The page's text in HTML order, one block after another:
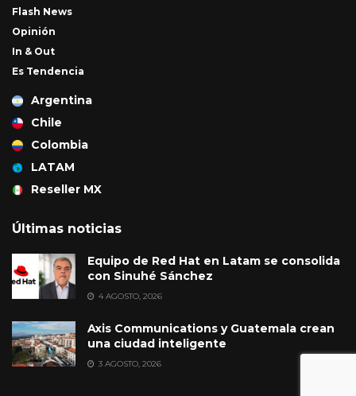
Flash News
Opinión
In & Out
Es Tendencia
Argentina
Chile
Colombia
LATAM
Reseller MX
Últimas noticias
Equipo de Red Hat en Latam se consolida
con Sinuhé Sánchez
4 AGOSTO, 2026
Axis Communications y Guatemala crean
una ciudad inteligente
3 AGOSTO, 2026